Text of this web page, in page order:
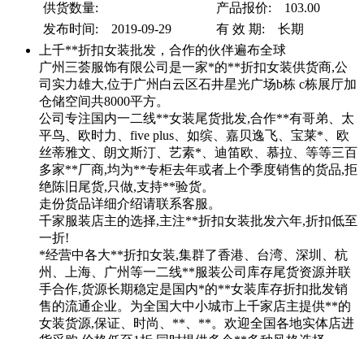
供货数量:
产品报价: 103.00
发布时间: 2019-09-29
有 效 期: 长期
上千**折扣女装批发，合作的伙伴遍布全球
广州三荟服饰有限公司是一家*的**折扣女装供货商,公
司实力雄大,位于广州白云区石井星光广场b栋 c栋展厅加
仓储空间共8000平方。
公司专注国内一二线**女装尾货批发,合作**有哥弟、太
平鸟、欧时力、five plus、如缤、嘉贝逸飞、宝莱*、欧
丝蒂雅文、朗文斯汀、艺素*、迪笛欧、慕拉、等等三百
多家**厂商,均为**专柜去年或者上个季度销售的货品,拒
绝陈旧尾货,只做,支持**验货。
走份货品详细介绍请联系客服。
千家服装店主的选择,主注**折扣女装批发六年,折扣低至
一折!
*经营中各大**折扣女装,集群了香港、台湾、深圳、杭
州、上海、广州等一二线**服装公司库存尾货资源并联
手合作,货源长期稳定是国内*的**女装库存折扣批发销
售的流通企业。为全国大中小城市上千家店主提供**的
女装货源,保证、时尚、**、**。欢迎全国各地实体店进